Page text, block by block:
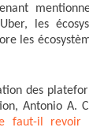
les
les
des
Antonio A.
faut-il revoir